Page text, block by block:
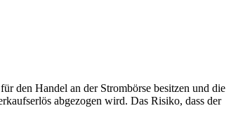
den Handel an der Strombörse besitzen und die
abgezogen wird. Das Risiko, dass der